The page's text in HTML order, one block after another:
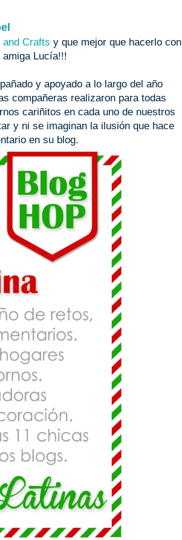
and Crafts y que mejor que hacerlo con
amiga Lucía!!!
y apoyado a lo largo del año
compañeras realizaron para todas
cariñitos en cada uno de nuestros
y ni se imaginan la ilusión que hace
en su blog.